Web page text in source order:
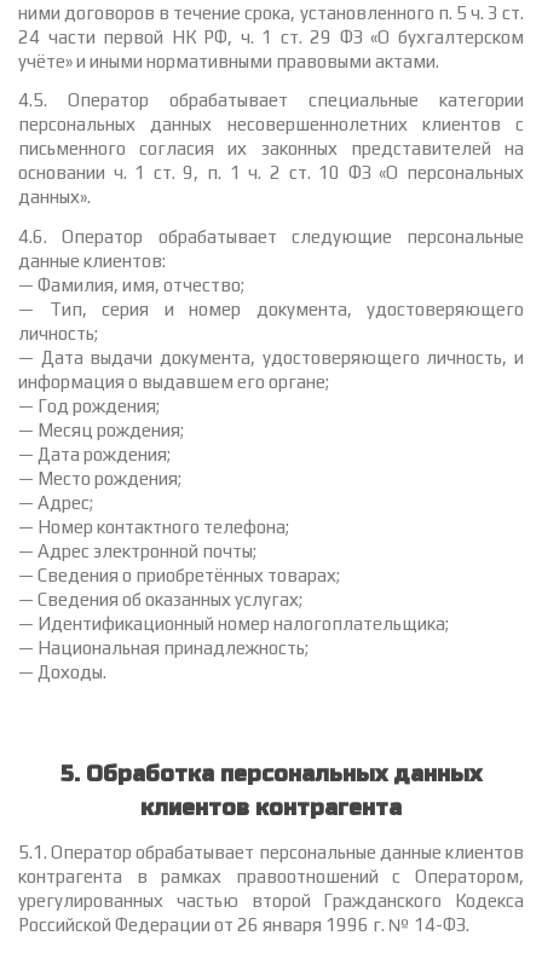
ними договоров в течение срока, установленного п. 5 ч. 3 ст.
24 части первой НК РФ, ч. 1 ст. 29 ФЗ «О бухгалтерском
учёте» и иными нормативными правовыми актами.
4.5. Оператор обрабатывает специальные категории
персональных данных несовершеннолетних клиентов с
письменного согласия их законных представителей на
основании ч. 1 ст. 9, п. 1 ч. 2 ст. 10 ФЗ «О персональных
данных».
4.6. Оператор обрабатывает следующие персональные
данные клиентов:
— Фамилия, имя, отчество;
— Тип, серия и номер документа, удостоверяющего
личность;
— Дата выдачи документа, удостоверяющего личность, и
информация о выдавшем его органе;
— Год рождения;
— Месяц рождения;
— Дата рождения;
— Место рождения;
— Адрес;
— Номер контактного телефона;
— Адрес электронной почты;
— Сведения о приобретённых товарах;
— Сведения об оказанных услугах;
— Идентификационный номер налогоплательщика;
— Национальная принадлежность;
— Доходы.
5. Обработка персональных данных
клиентов контрагента
5.1. Оператор обрабатывает персональные данные клиентов
контрагента в рамках правоотношений с Оператором,
урегулированных частью второй Гражданского Кодекса
Российской Федерации от 26 января 1996 г. № 14-ФЗ.